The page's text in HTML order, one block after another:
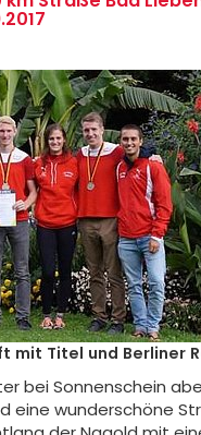
mit Titel und Berliner
bei Sonnenschein
eine wunderschöne